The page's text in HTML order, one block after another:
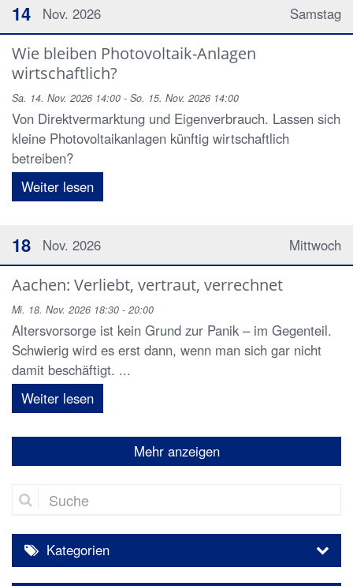
Samstag
14 Nov. 2026
Wie bleiben Photovoltaik-Anlagen
wirtschaftlich?
Sa. 14. Nov. 2026 14:00 - So. 15. Nov. 2026 14:00
Von Direktvermarktung und Eigenverbrauch. Lassen sich
kleine Photovoltaikanlagen künftig wirtschaftlich
betreiben?
Weiter lesen
Mittwoch
18 Nov. 2026
Aachen: Verliebt, vertraut, verrechnet
Mi. 18. Nov. 2026 18:30 - 20:00
Altersvorsorge ist kein Grund zur Panik – im Gegenteil.
Schwierig wird es erst dann, wenn man sich gar nicht
damit beschäftigt. ...
Weiter lesen
Mehr anzeigen
Suche
Kategorien